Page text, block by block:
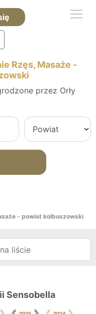
Rzęs, Masaże -
przez Orły
- powiat kolbuszowski
Sensobella